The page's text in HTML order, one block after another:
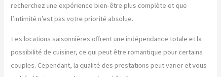
recherchez une expérience bien-être plus complète et que
l’intimité n’est pas votre priorité absolue.
Les locations saisonnières offrent une indépendance totale et la
possibilité de cuisiner, ce qui peut être romantique pour certains
couples. Cependant, la qualité des prestations peut varier et vous